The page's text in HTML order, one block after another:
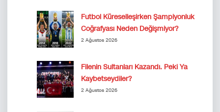
Futbol Küreselleşirken Şampiyonluk
Coğrafyası Neden Değişmiyor?
2 Ağustos 2026
Filenin Sultanları Kazandı. Peki Ya
Kaybetseydiler?
2 Ağustos 2026